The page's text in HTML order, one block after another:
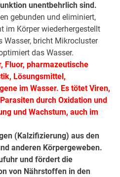
unentbehrlich sind.
gebunden und eliminiert,
im Körper wiederhergestellt
Wasser, bricht Mikrocluster
das Wasser.
Fluor, pharmazeutische
Lösungsmittel,
im Wasser. Es tötet Viren,
durch Oxidation und
und Wachstum, auch im
(Kalzifizierung) aus den
anderen Körpergeweben.
und fördert die
von Nährstoffen in den